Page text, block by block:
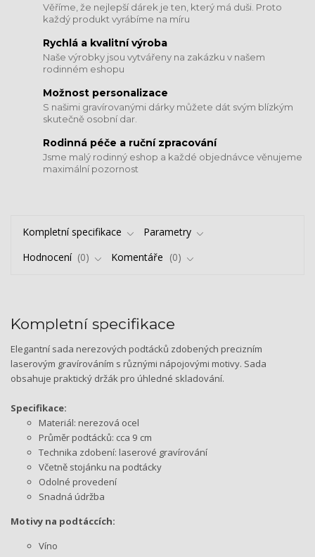
Věříme, že nejlepší dárek je ten, který má duši. Proto
každý produkt vyrábíme na míru
Rychlá a kvalitní výroba
Naše výrobky jsou vytvářeny na zakázku v našem
rodinném eshopu
Možnost personalizace
S našimi gravírovanými dárky můžete dát svým blízkým
skutečně osobní dar.
​​​​​​​Rodinná péče a ruční zpracování
Jsme malý rodinný eshop a každé objednávce věnujeme
maximální pozornost
Kompletní specifikace
Parametry
Hodnocení
0 Komentáře 0
Kompletní specifikace
Elegantní sada nerezových podtácků zdobených precizním
laserovým gravírováním s různými nápojovými motivy. Sada
obsahuje praktický držák pro úhledné skladování.
Specifikace:
Materiál: nerezová ocel
Průměr podtácků: cca 9 cm
Technika zdobení: laserové gravírování
Včetně stojánku na podtácky
Odolné provedení
Snadná údržba
Motivy na podtáccích:
Víno